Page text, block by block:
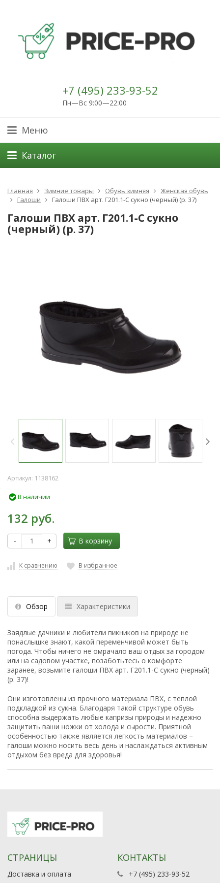
+7 (495) 233-93-52
Пн—Вс 9:00—22:00
Меню
Каталог
Главная Зимние товары Обувь зимняя
Женская обувь
Галоши
Галоши ПВХ арт. Г201.1-С сукно (черный) (р. 37)
Галоши ПВХ арт. Г201.1-С сукно
(черный) (р. 37)
Артикул: 1138162
В наличии
132 руб.
- + В корзину
К сравнению В избранное
Обзор Характеристики
Заядлые дачники и любители пикников на природе не
понаслышке знают, какой переменчивой может быть
погода. Чтобы ничего не омрачало ваш отдых за городом
или на садовом участке, позаботьтесь о комфорте
заранее, возьмите галоши ПВХ арт. Г201.1-С сукно (черный)
(р. 37)!
Они изготовлены из прочного материала ПВХ, с теплой
подкладкой из сукна. Благодаря такой структуре обувь
способна выдержать любые капризы природы и надежно
защитить ваши ножки от холода и сырости. Приятной
особенностью также является легкость материалов –
галоши можно носить весь день и наслаждаться активным
отдыхом без вреда для здоровья!
СТРАНИЦЫ
Доставка и оплата
КОНТАКТЫ
+7 (495) 233-93-52